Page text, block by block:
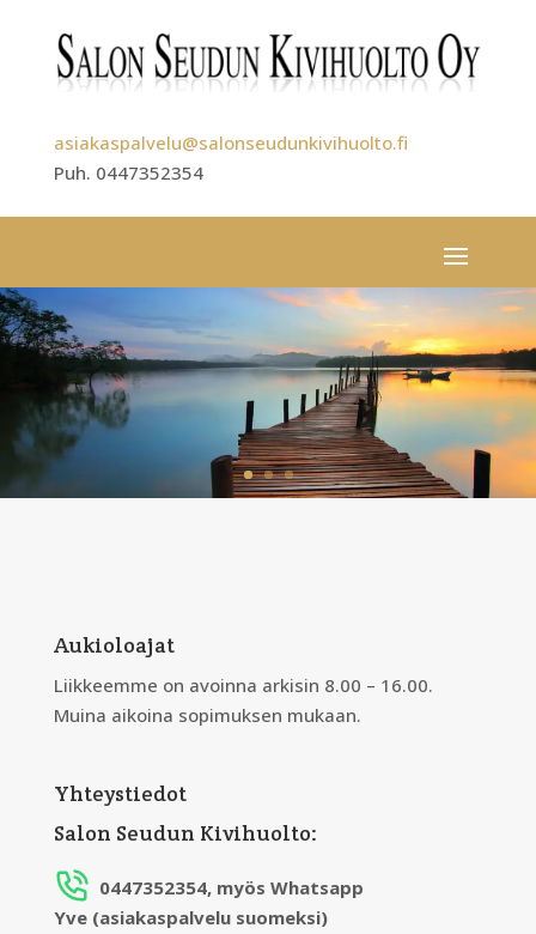
asiakaspalvelu@salonseudunkivihuolto.fi
Puh. 0447352354
Aukioloajat
Liikkeemme on avoinna arkisin 8.00 – 16.00.
Muina aikoina sopimuksen mukaan.
Yhteystiedot
Salon Seudun Kivihuolto:
0447352354, myös Whatsapp
Yve (asiakaspalvelu suomeksi)